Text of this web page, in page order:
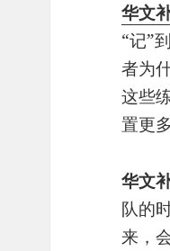
华文
“记”
者为
这些
置更
华文
队的
来，